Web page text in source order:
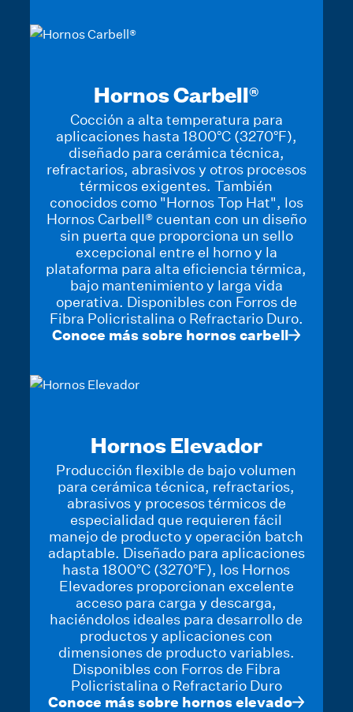
Hornos Carbell®
Cocción a alta temperatura para
aplicaciones hasta 1800°C (3270°F),
diseñado para cerámica técnica,
refractarios, abrasivos y otros procesos
térmicos exigentes. También
conocidos como "Hornos Top Hat", los
Hornos Carbell® cuentan con un diseño
sin puerta que proporciona un sello
excepcional entre el horno y la
plataforma para alta eficiencia térmica,
bajo mantenimiento y larga vida
operativa. Disponibles con Forros de
Fibra Policristalina o Refractario Duro.
Conoce más sobre hornos carbell
Hornos Elevador
Producción flexible de bajo volumen
para cerámica técnica, refractarios,
abrasivos y procesos térmicos de
especialidad que requieren fácil
manejo de producto y operación batch
adaptable. Diseñado para aplicaciones
hasta 1800°C (3270°F), los Hornos
Elevadores proporcionan excelente
acceso para carga y descarga,
haciéndolos ideales para desarrollo de
productos y aplicaciones con
dimensiones de producto variables.
Disponibles con Forros de Fibra
Policristalina o Refractario Duro
Conoce más sobre hornos elevado